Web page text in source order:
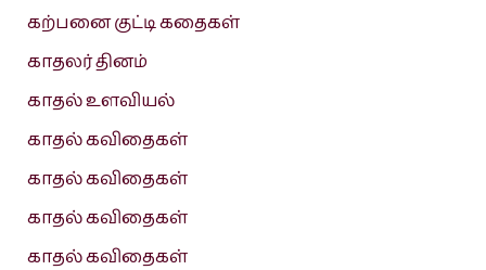
கற்பனை குட்டி கதைகள்
காதலர் தினம்
காதல் உளவியல்
காதல் கவிதைகள்
காதல் கவிதைகள்
காதல் கவிதைகள்
காதல் கவிதைகள்